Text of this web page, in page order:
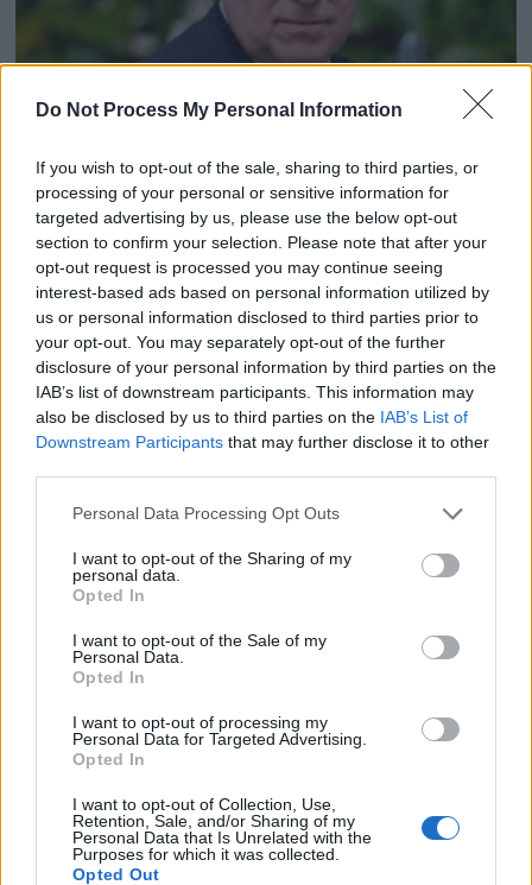
Do Not Process My Personal Information
If you wish to opt-out of the sale, sharing to third parties, or
processing of your personal or sensitive information for
targeted advertising by us, please use the below opt-out
section to confirm your selection. Please note that after your
opt-out request is processed you may continue seeing
interest-based ads based on personal information utilized by
us or personal information disclosed to third parties prior to
your opt-out. You may separately opt-out of the further
disclosure of your personal information by third parties on the
IAB’s list of downstream participants. This information may
also be disclosed by us to third parties on the IAB’s List of
Downstream Participants that may further disclose it to other
Personal Data Processing Opt Outs
I want to opt-out of the Sharing of my
personal data.
Opted In
I want to opt-out of the Sale of my
Personal Data.
Opted In
I want to opt-out of processing my
Personal Data for Targeted Advertising.
Opted In
I want to opt-out of Collection, Use,
Retention, Sale, and/or Sharing of my
Personal Data that Is Unrelated with the
Purposes for which it was collected.
Opted Out
Prince Andrew en Bretagne : un week-end de luxe
dans un haras privé
22 juin 2026
Kate Middleton : Où Est-elle ?
20 mars 2024